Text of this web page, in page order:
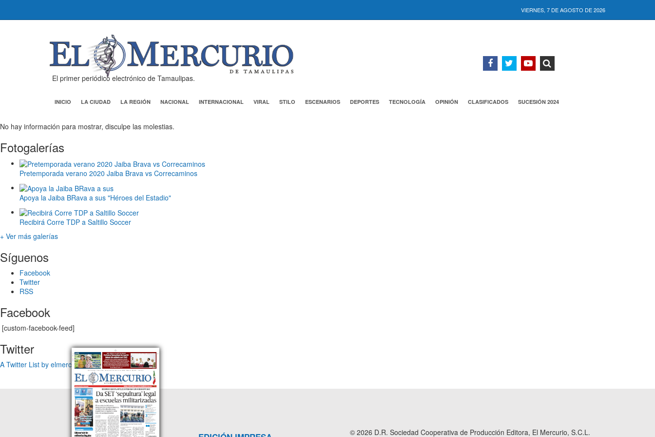
VIERNES, 7 DE AGOSTO DE 2026
El primer periódico electrónico de Tamaulipas.
INICIO LA CIUDAD LA REGIÓN NACIONAL INTERNACIONAL VIRAL STILO ESCENARIOS DEPORTES TECNOLOGÍA OPINIÓN CLASIFICADOS SUCESIÓN 2024
No hay información para mostrar, disculpe las molestias.
Fotogalerías
Pretemporada verano 2020 Jaiba Brava vs Correcaminos
Apoya la Jaiba BRava a sus "Héroes del Estadio"
Recibirá Corre TDP a Saltillo Soccer
+ Ver más galerías
Síguenos
Facebook
Twitter
RSS
Facebook
[custom-facebook-feed]
Twitter
A Twitter List by elmercuriotam
© 2026 D.R. Sociedad Cooperativa de Producción Editora, El Mercurio, S.C.L.